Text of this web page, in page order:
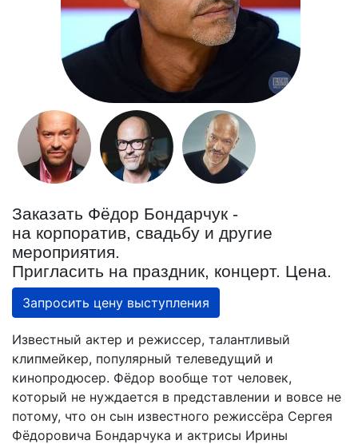
Заказать Фёдор Бондарчук -
на корпоратив, свадьбу и другие
мероприятия.
Пригласить на праздник, концерт. Цена.
Запросить цену выступления
Известный актер и режиссер, талантливый
клипмейкер, популярный телеведущий и
кинопродюсер. Фёдор вообще тот человек,
который не нуждается в представлении и вовсе не
потому, что он сын известного режиссёра Сергея
Фёдоровича Бондарчука и актрисы Ирины